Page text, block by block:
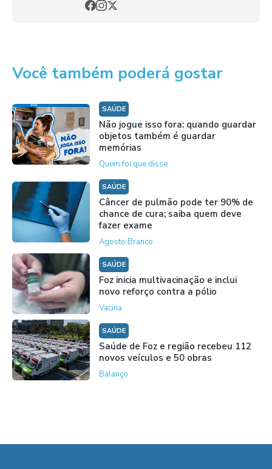
Você também poderá gostar
SAÚDE
Não jogue isso fora: quando guardar
objetos também é guardar
memórias
Quem foi que disse
SAÚDE
Câncer de pulmão pode ter 90% de
chance de cura; saiba quem deve
fazer exame
Agosto Branco
SAÚDE
Foz inicia multivacinação e inclui
novo reforço contra a pólio
Vacina
SAÚDE
Saúde de Foz e região recebeu 112
novos veículos e 50 obras
Balanço